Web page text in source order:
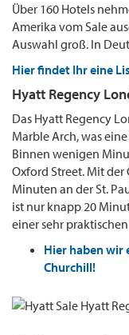
Über 160 Hotels
Amerika vom Sale
Auswahl groß. In
Hier findet Ihr eine
Hyatt Regency
Das Hyatt Regency
Marble Arch, was
Binnen wenigen
Oxford Street. Mit
Minuten an der St.
ist nur knapp 20
einer sehr
Hier haben wir
Churchill!